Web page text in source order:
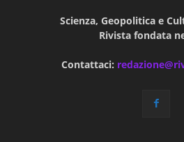
Scienza, Geopolitica e
Rivista fondata
Contattaci: